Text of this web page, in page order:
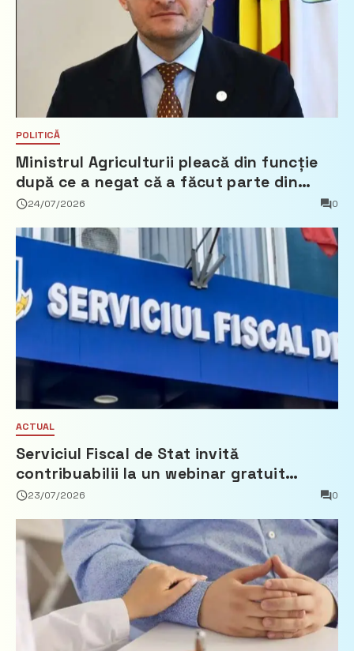
POLITICĂ
Ministrul Agriculturii pleacă din funcție
după ce a negat că a făcut parte din
Partidul Democrat
24/07/2026 0
ACTUAL
Serviciul Fiscal de Stat invită
contribuabilii la un webinar gratuit
privind calculul impozitului pe bunurile
23/07/2026 0